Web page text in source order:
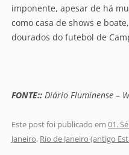
imponente, apesar de há
como casa de shows e
dourados do futebol de
FONTE:: Diário Fluminense –
Este post foi publicado em 01.
Janeiro, Rio de Janeiro (antigo